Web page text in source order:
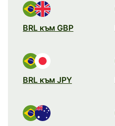
BRL към GBP
BRL към JPY